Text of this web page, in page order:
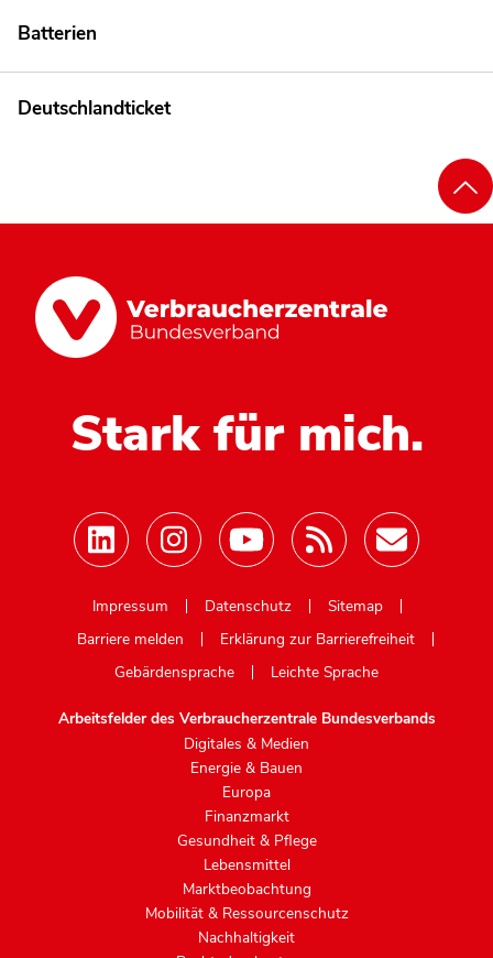
Batterien
Deutschlandticket
Stark für mich.
Impressum
Datenschutz
Sitemap
Barriere melden
Erklärung zur Barrierefreiheit
Gebärdensprache
Leichte Sprache
Arbeitsfelder des Verbraucherzentrale Bundesverbands
Digitales & Medien
Energie & Bauen
Europa
Finanzmarkt
Gesundheit & Pflege
Lebensmittel
Marktbeobachtung
Mobilität & Ressourcenschutz
Nachhaltigkeit